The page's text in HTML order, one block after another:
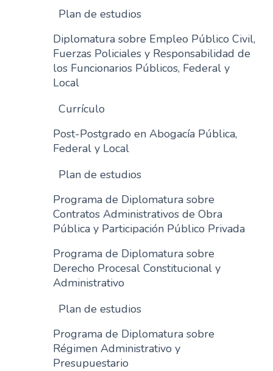
Plan de estudios
Diplomatura sobre Empleo Público Civil,
Fuerzas Policiales y Responsabilidad de
los Funcionarios Públicos, Federal y
Local
Currículo
Post-Postgrado en Abogacía Pública,
Federal y Local
Plan de estudios
Programa de Diplomatura sobre
Contratos Administrativos de Obra
Pública y Participación Público Privada
Programa de Diplomatura sobre
Derecho Procesal Constitucional y
Administrativo
Plan de estudios
Programa de Diplomatura sobre
Régimen Administrativo y
Presupuestario